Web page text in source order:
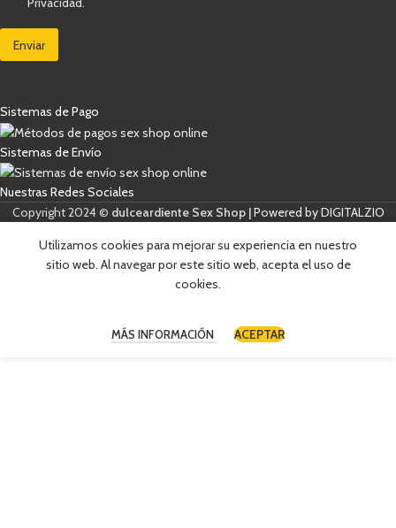
l
c
n
i
c
o
*
t
ó
c
o
v
e
r
f
i
l
d
e
v
e
r
i
f
c
Enviar
Sistemas de Pago
Sistemas de Envío
Nuestras Redes Sociales
Copyright 2024 © dulceardiente Sex Shop |Powered by DIGITALZIO
Utilizamos cookies para mejorar su experiencia en nuestro
sitio web. Al navegar por este sitio web, acepta el uso de
cookies.
MÁS INFORMACIÓN ACEPTAR